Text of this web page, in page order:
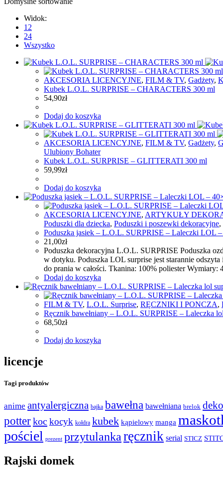
Widok:
12
24
Wszystko
AKCESORIA LICENCYJNE, FILM & TV, Gadżety,
Kubek L.O.L. SURPRISE – CHARACTERS 300 ml
54,90zł
Dodaj do koszyka
AKCESORIA LICENCYJNE, FILM & TV, Gadżety,
Ulubiony Bohater
Kubek L.O.L. SURPRISE – GLITTERATI 300 ml
59,99zł
Dodaj do koszyka
AKCESORIA LICENCYJNE, ARTYKUŁY
Poduszki dla dziecka, Poduszki i poszewki dekoracyjne,
Poduszka jasiek – L.O.L. SURPRISE – Laleczki LOL
21,00zł
Poduszka dekoracyjna L.O.L. SURPRISE Poduszka
w dotyku. Poduszka LOL surprise jest starannie
do prania w całości. Tkanina: 100% poliester
Dodaj do koszyka
FILM & TV, L.O.L. Surprise, RĘCZNIKI I PONCZA,
Ręcznik bawełniany – L.O.L. SURPRISE – Laleczka
68,50zł
Dodaj do koszyka
licencje
Tagi produktów
anime antyalergiczna bajka bawełna bawełniana brelok
potterkoc kocyk kołdra kubek kąpielowy manga
pościel prezent przytulankaręcznik serial STICZ
Rajski domek